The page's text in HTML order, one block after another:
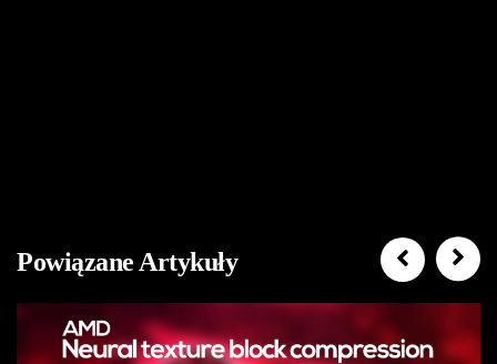
Powiązane Artykuły